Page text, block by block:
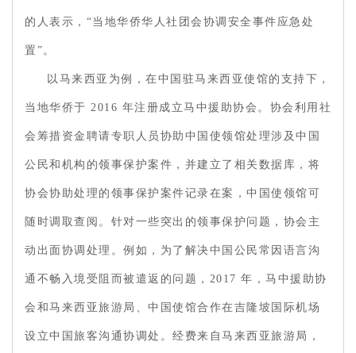
的人表示，“当地华侨华人社团会协调安全事件应急处
置”。
以马来西亚为例，在中国驻马来西亚使馆的支持下，
当地华侨于 2016 年注册成立马中援助协会。协会利用社
会筹措资金聘请专职人员协助中国使领馆处理涉及中国
公民和机构的领事保护案件，并建立了相关数据库，将
协会协助处理的领事保护案件记录在案，中国使领馆可
随时调取查阅。针对一些突出的领事保护问题，协会主
动出面协调处理。例如，为了解决中国公民常因语言沟
通不畅入境受阻而被遣返的问题，2017 年，马中援助协
会和马来西亚旅游局、中国使馆合作在吉隆坡国际机场
设立中国旅客沟通协调处。经费来自马来西亚旅游局，